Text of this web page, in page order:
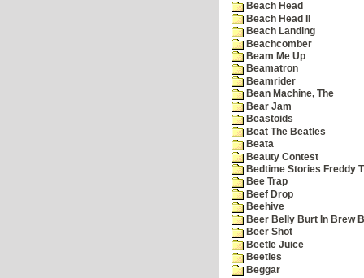
Beach Head
Beach Head II
Beach Landing
Beachcomber
Beam Me Up
Beamatron
Beamrider
Bean Machine, The
Bear Jam
Beastoids
Beat The Beatles
Beata
Beauty Contest
Bedtime Stories Freddy
Bee Trap
Beef Drop
Beehive
Beer Belly Burt In Brew
Beer Shot
Beetle Juice
Beetles
Beggar